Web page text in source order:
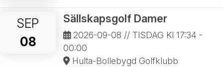
SEP
08
Sällskapsgolf Damer
2026-09-08 // TISDAG Kl 17:34 -
00:00
Hulta-Bollebygd Golfklubb